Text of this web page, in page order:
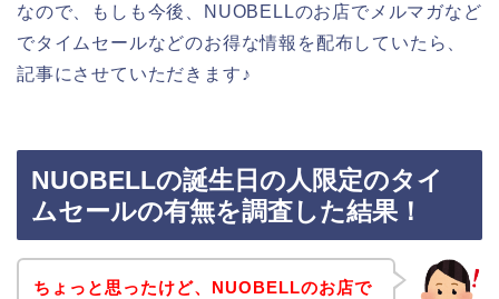
なので、もしも今後、NUOBELLのお店でメルマガなど
でタイムセールなどのお得な情報を配布していたら、
記事にさせていただきます♪
NUOBELLの誕生日の人限定のタイ
ムセールの有無を調査した結果！
ちょっと思ったけど、NUOBELLのお店で